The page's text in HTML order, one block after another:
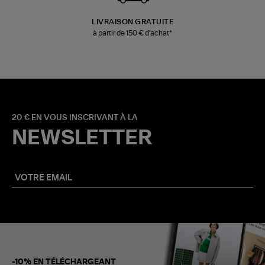
LIVRAISON GRATUITE
à partir de 150 € d'achat*
20 € EN VOUS INSCRIVANT À LA
NEWSLETTER
-10% EN TÉLÉCHARGEANT